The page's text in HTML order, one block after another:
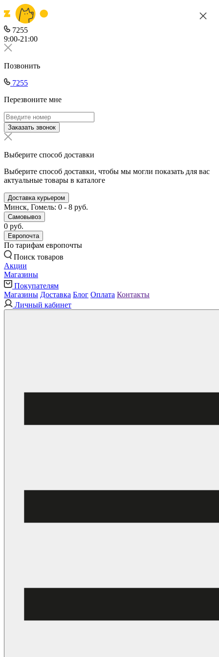
7255
9:00-21:00
Позвонить
7255
Перезвоните мне
Заказать звонок
Выберите способ доставки
Выберите способ доставки, чтобы мы могли показать для вас
актуальные товары в каталоге
Доставка курьером
Минск, Гомель: 0 - 8 руб.
Самовывоз
0 руб.
Европочта
По тарифам европочты
Поиск товаров
Акции
Магазины
Покупателям
Магазины Доставка Блог Оплата Контакты
Личный кабинет